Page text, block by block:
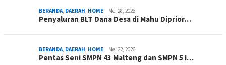
BERANDA, DAERAH, HOME Mei 28, 2026
Penyaluran BLT Dana Desa di Mahu Diprior…
BERANDA, DAERAH, HOME Mei 22, 2026
Pentas Seni SMPN 43 Malteng dan SMPN 5 I…